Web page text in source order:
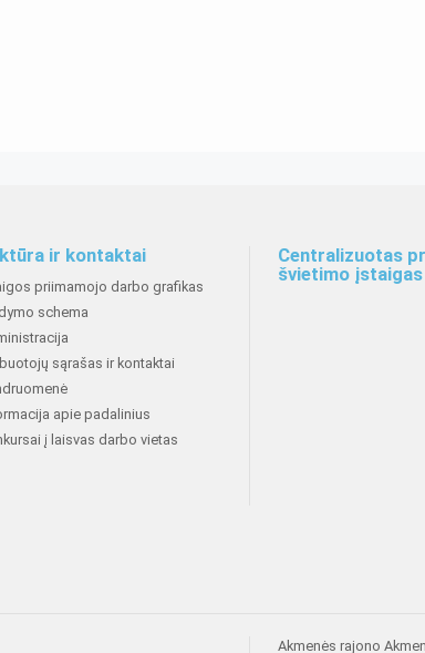
ir kontaktai
priimamojo darbo grafikas
schema
sąrašas ir kontaktai
apie padalinius
į laisvas darbo vietas
Centralizuotas
švietimo įstaigas
Akmenės rajono